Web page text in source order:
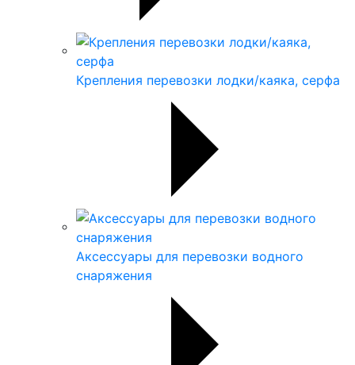
Крепления перевозки лодки/каяка, серфа
Аксессуары для перевозки водного
снаряжения